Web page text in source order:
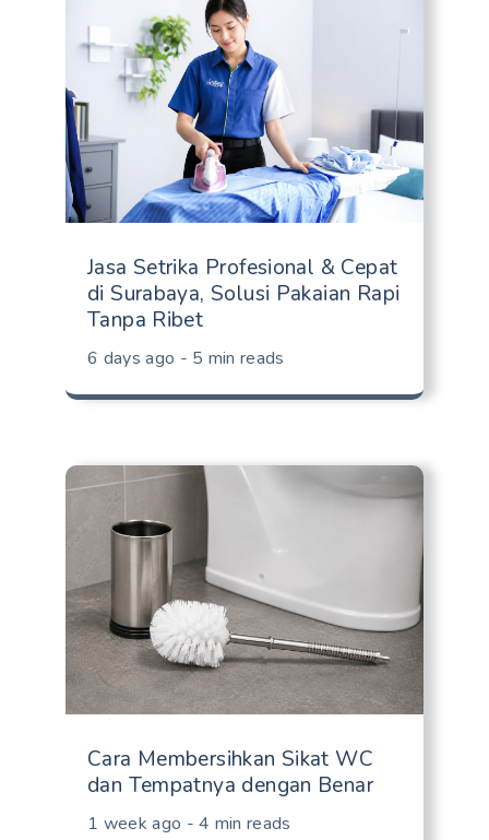
Jasa Setrika Profesional & Cepat
di Surabaya, Solusi Pakaian Rapi
Tanpa Ribet
6 days ago - 5 min reads
Cara Membersihkan Sikat WC
dan Tempatnya dengan Benar
1 week ago - 4 min reads